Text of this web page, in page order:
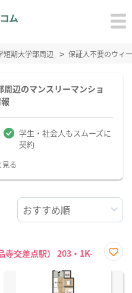
短期大学部周辺 保証人不要のウィ
辺のマンスリーマンショ
学生・社会人もスムーズに
契約
見る
寺交差点駅） 203・1K-
に入